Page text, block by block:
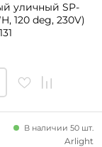
уличный SP-
120 deg, 230V)
В наличии 50 шт.
Arlight